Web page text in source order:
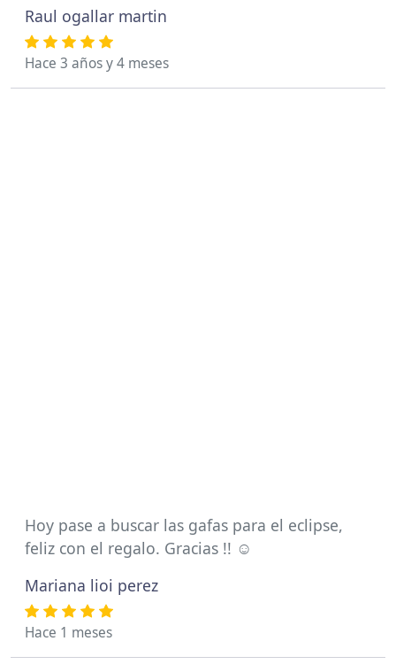
Raul ogallar martin
Hace 3 años y 4 meses
Hoy pase a buscar las gafas para el eclipse,
feliz con el regalo. Gracias !! ☺️
Mariana lioi perez
Hace 1 meses